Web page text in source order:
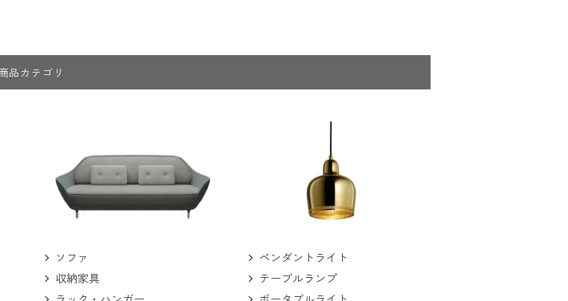
商品カテゴリ
ソファ
収納家具
ペンダントライト
テーブルランプ